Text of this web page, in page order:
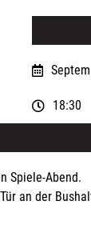
18:30
Spiele-Abend.
an der